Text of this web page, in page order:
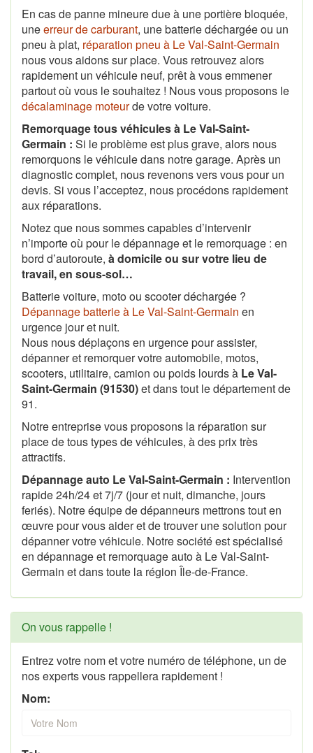
En cas de panne mineure due à une portière bloquée,
uneerreur de carburant, une batterie déchargée ou un
pneu à plat, réparation pneu à Le Val-Saint-Germain
nous vous aidons sur place. Vous retrouvez alors
rapidement un véhicule neuf, prêt à vous emmener
partout où vous le souhaitez ! Nous vous proposons le
décalaminage moteurde votre voiture.
Remorquage tous véhicules à Le Val-Saint-
Germain : Si le problème est plus grave, alors nous
remorquons le véhicule dans notre garage. Après un
diagnostic complet, nous revenons vers vous pour un
devis. Si vous l’acceptez, nous procédons rapidement
aux réparations.
Notez que nous sommes capables d’intervenir
n’importe où pour le dépannage et le remorquage : en
bord d’autoroute, à domicile ou sur votre lieu de
travail, en sous-sol…
Batterie voiture, moto ou scooter déchargée ?
Dépannage batterie à Le Val-Saint-Germain en
urgence jour et nuit.
Nous nous déplaçons en urgence pour assister,
dépanner et remorquer votre automobile, motos,
scooters, utilitaire, camion ou poids lourds à Le Val-
Saint-Germain (91530)et dans tout le département de
91.
Notre entreprise vous proposons la réparation sur
place de tous types de véhicules, à des prix très
attractifs.
Dépannage auto Le Val-Saint-Germain : Intervention
rapide 24h/24 et 7j/7 (jour et nuit, dimanche, jours
feriés). Notre équipe de dépanneurs mettrons tout en
œuvre pour vous aider et de trouver une solution pour
dépanner votre véhicule. Notre société est spécialisé
en dépannage et remorquage auto à Le Val-Saint-
Germain et dans toute la région Île-de-France.
On vous rappelle !
Entrez votre nom et votre numéro de téléphone, un de
nos experts vous rappellera rapidement !
Nom: